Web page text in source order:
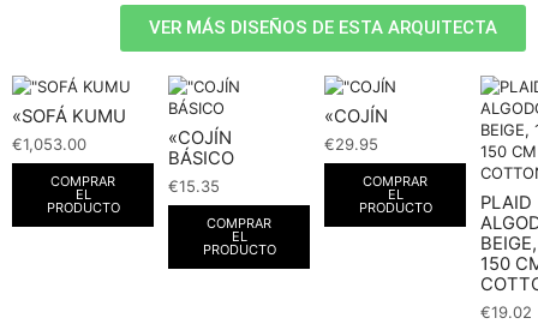
VER MÁS DISEÑOS DE ESTA ARQUITECTA
«SOFÁ KUMU
€1,053.00
COMPRAR
EL
PRODUCTO
«COJÍN
BÁSICO
€15.35
COMPRAR
EL
PRODUCTO
«COJÍN
€29.95
COMPRAR
EL
PRODUCTO
PLAID
150
€19.02